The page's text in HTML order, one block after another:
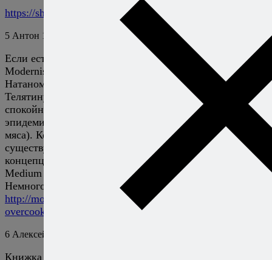
https://shkola.arborio.ru/nizkotemperaturnoe-zapekanie
5 Антон 17 сентября 2013 Ответить
Если есть возможность ознакомиться с многотомником
Modernist Cuisine написанным коммандой во главе с
Натаном Мирвольдом, то можно узнать что Свинину,
Телятину, Баранину и Птицу (не дичь) можно готовить
спокойно до Rare. (Детали в томе 1, про
эпидемиологию, 2 про sous vide, 3 про приготовлением
мяса). Конечно книга написана в США (где
существуют другое нормы по выращиванию скота) но
концепция применима и в России. Между прочим
Medium Rare свинина невероятно вкусна.
Немного деталей тут:
http://modernistcuisine.com/2011/03/yes-you-are-
overcooking-your-food/
6 Алексей Онегин
Книжка отличная. У меня, правда, только Modernist